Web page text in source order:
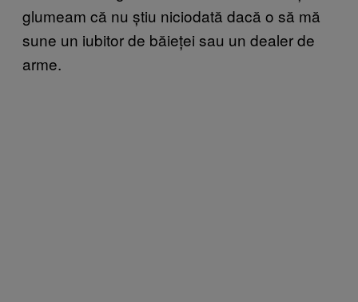
glumeam că nu știu niciodată dacă o să mă
sune un iubitor de băieței sau un dealer de
arme.